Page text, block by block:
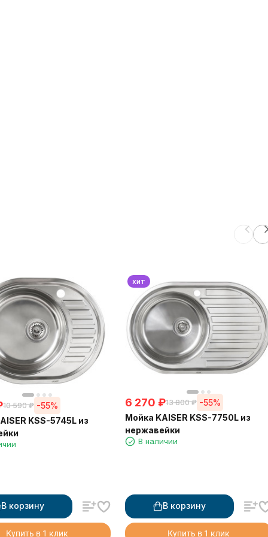
10 590 ₽ -55%
KSS-5745L из
В корзину
Купить в 1 клик
хит
6 270 ₽13 800 ₽ -55%
Мойка KAISER KSS-7750L из
нержавейки
В наличии
В корзину
Купить в 1 клик